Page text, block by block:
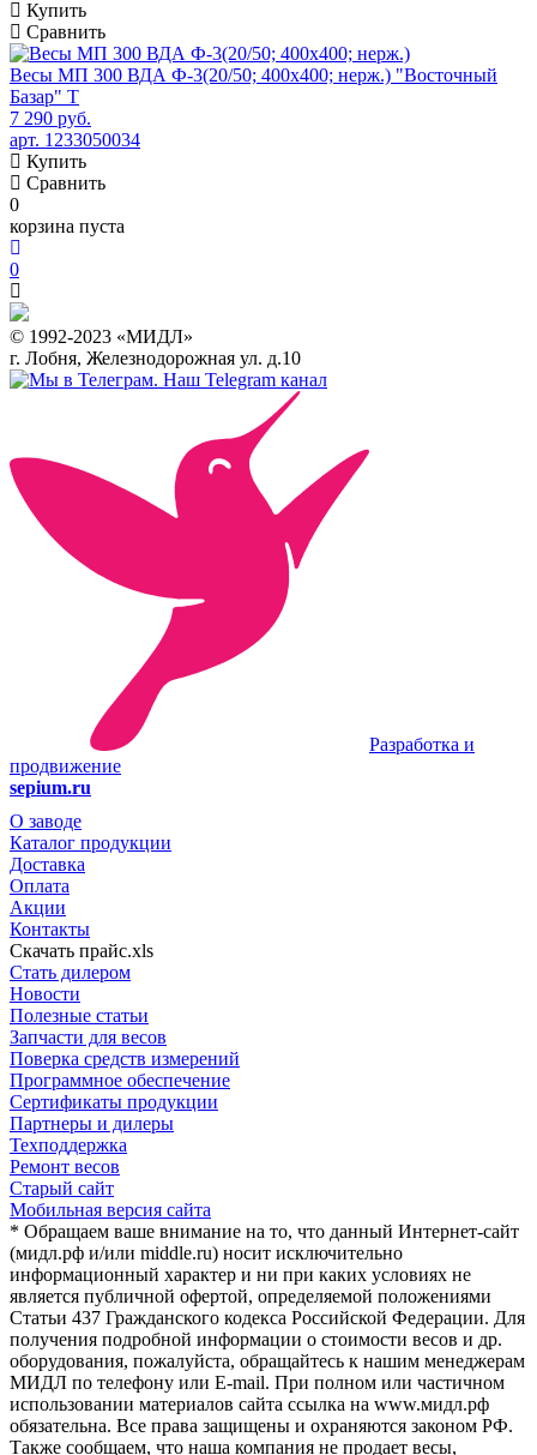
Купить
Сравнить
Весы МП 300 ВДА Ф-3(20/50; 400х400; нерж.) "Восточный
Базар" Т
7 290 руб.
арт. 1233050034
Купить
Сравнить
0
корзина пуста
0
© 1992-2023 «МИДЛ»
г. Лобня, Железнодорожная ул. д.10
Наш Telegram канал
Разработка и
продвижение
sepium.ru
О заводе
Каталог продукции
Доставка
Оплата
Акции
Контакты
Скачать прайс.xls
Стать дилером
Новости
Полезные статьи
Запчасти для весов
Поверка средств измерений
Программное обеспечение
Сертификаты продукции
Партнеры и дилеры
Техподдержка
Ремонт весов
Старый сайт
Мобильная версия сайта
* Обращаем ваше внимание на то, что данный Интернет-сайт
(мидл.рф и/или middle.ru) носит исключительно
информационный характер и ни при каких условиях не
является публичной офертой, определяемой положениями
Статьи 437 Гражданского кодекса Российской Федерации. Для
получения подробной информации о стоимости весов и др.
оборудования, пожалуйста, обращайтесь к нашим менеджерам
МИДЛ по телефону или E-mail. При полном или частичном
использовании материалов сайта ссылка на www.мидл.рф
обязательна. Все права защищены и охраняются законом РФ.
Также сообщаем, что наша компания не продает весы,